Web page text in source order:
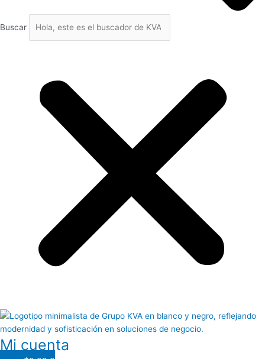
Buscar
Mi cuenta